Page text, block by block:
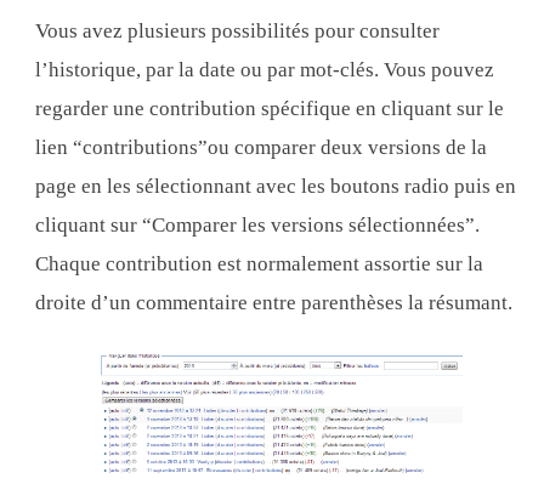
Vous avez plusieurs possibilités pour consulter
l’historique, par la date ou par mot-clés. Vous pouvez
regarder une contribution spécifique en cliquant sur le
lien “contributions”ou comparer deux versions de la
page en les sélectionnant avec les boutons radio puis en
cliquant sur “Comparer les versions sélectionnées”.
Chaque contribution est normalement assortie sur la
droite d’un commentaire entre parenthèses la résumant.